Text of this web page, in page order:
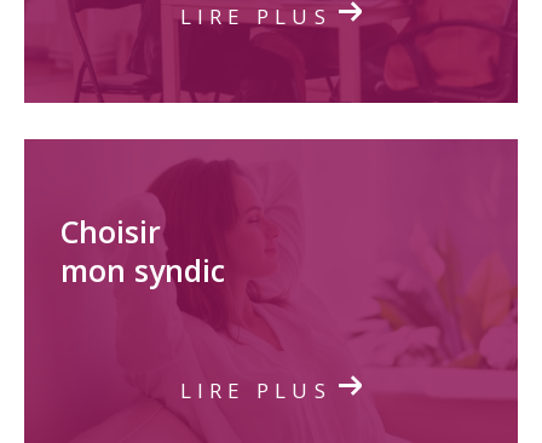
LIRE PLUS
Choisir
mon syndic
LIRE PLUS